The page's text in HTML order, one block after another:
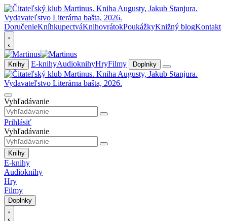
DoručenieKníhkupectváKnihovrátokPoukážkyKnižný blogKontakt
Knihy E-knihyAudioknihyHryFilmy Doplnky
Vyhľadávanie
Prihlásiť
Vyhľadávanie
Knihy
E-knihy
Audioknihy
Hry
Filmy
Doplnky